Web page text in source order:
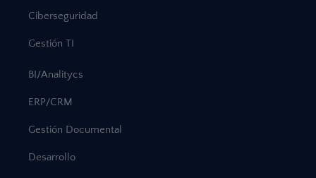
Ciberseguridad
Gestión TI
BI/Analitycs
ERP/CRM
Gestión Documental
Desarrollo